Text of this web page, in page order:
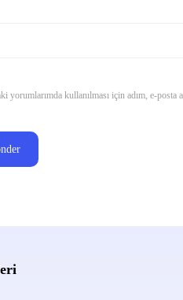
yorumlarımda kullanılması için adım, e-posta